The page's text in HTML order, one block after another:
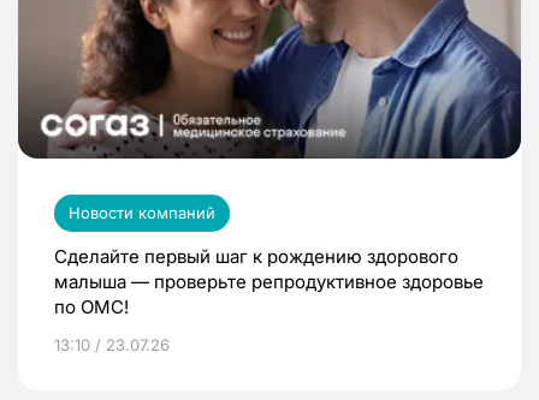
Новости компаний
Сделайте первый шаг к рождению здорового
малыша — проверьте репродуктивное здоровье
по ОМС!
13:10 / 23.07.26